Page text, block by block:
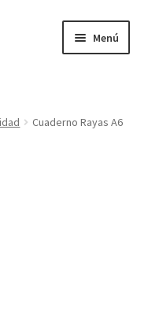
Menú
Cuaderno Rayas A6